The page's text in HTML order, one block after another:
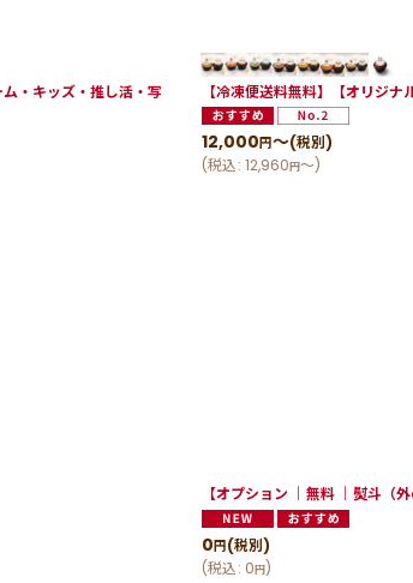
・キッズ・推し活・写
【冷凍便送料無料】【オリジ
12,000 円～(税別)
(税込: 12,960円～)
【オプション ｜無料 ｜熨斗（
0円(税別)
(税込: 0円)